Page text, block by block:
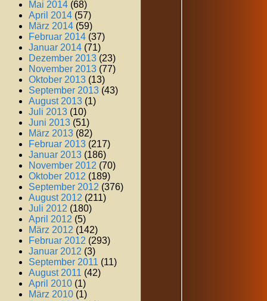
Mai 2014 (68)
April 2014 (57)
März 2014 (59)
Februar 2014 (37)
Januar 2014 (71)
Dezember 2013 (23)
November 2013 (77)
Oktober 2013 (13)
September 2013 (43)
August 2013 (1)
Juli 2013 (10)
Juni 2013 (51)
März 2013 (82)
Februar 2013 (217)
Januar 2013 (186)
November 2012 (70)
Oktober 2012 (189)
September 2012 (376)
August 2012 (211)
Juli 2012 (180)
April 2012 (5)
März 2012 (142)
Februar 2012 (293)
Januar 2012 (3)
September 2011 (11)
August 2011 (42)
April 2010 (1)
März 2010 (1)